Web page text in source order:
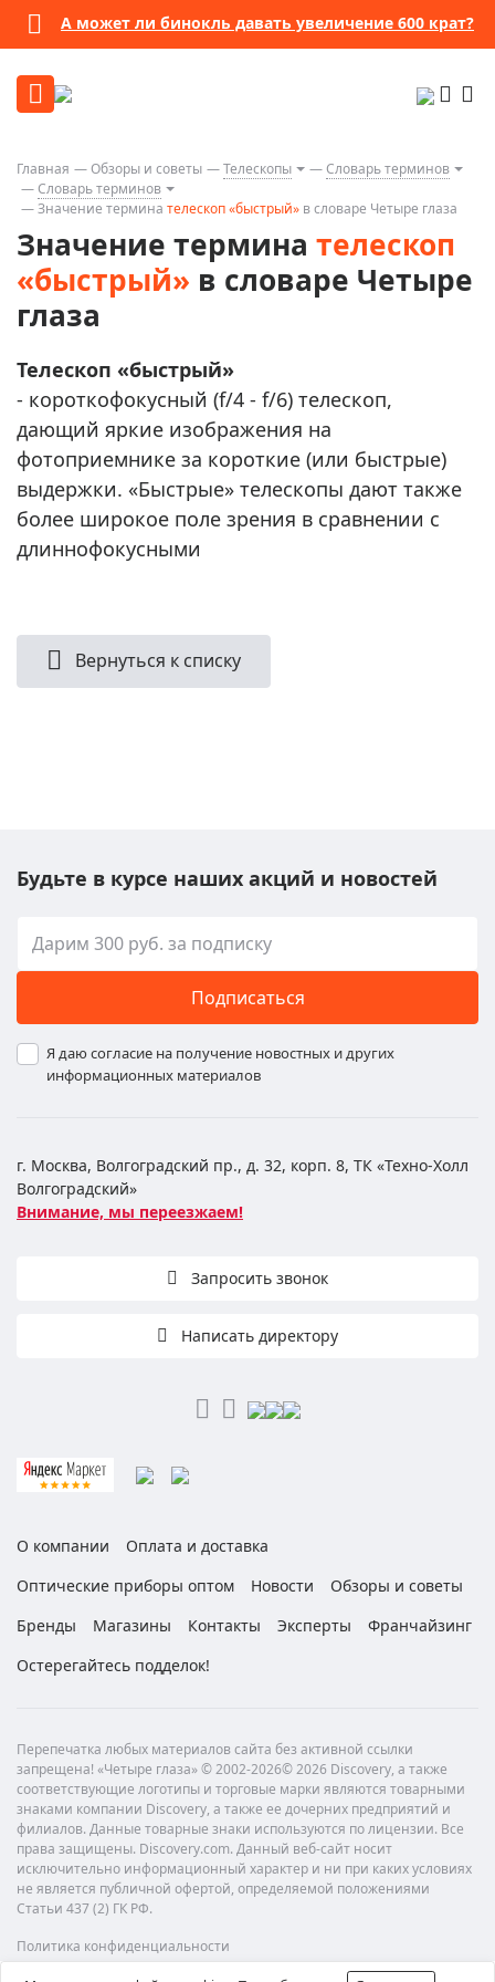
А может ли бинокль давать увеличение 600 крат?
Главная Обзоры и советы Телескопы
Словарь терминов
Словарь терминов
Значение термина телескоп «быстрый» в словаре Четыре глаза
Значение термина телескоп
«быстрый» в словаре Четыре
глаза
Телескоп «быстрый»
- короткофокусный (f/4 - f/6) телескоп,
дающий яркие изображения на
фотоприемнике за короткие (или быстрые)
выдержки. «Быстрые» телескопы дают также
более широкое поле зрения в сравнении с
длиннофокусными
Вернуться к списку
Будьте в курсе наших акций и новостей
Подписаться
Я даю согласие на получение новостных и других
информационных материалов
г. Москва, Волгоградский пр., д. 32, корп. 8, ТК «Техно-Холл
Волгоградский»
Внимание, мы переезжаем!
Запросить звонок
Написать директору
О компании
Оплата и доставка
Оптические приборы оптом
Новости
Обзоры и советы
Бренды
Магазины Контакты Эксперты
Франчайзинг
Остерегайтесь подделок!
Перепечатка любых материалов сайта без активной ссылки
запрещена! «Четыре глаза» © 2002-2026© 2026 Discovery, а также
соответствующие логотипы и торговые марки являются товарными
знаками компании Discovery, а также ее дочерних предприятий и
филиалов. Данные товарные знаки используются по лицензии. Все
права защищены. Discovery.com. Данный веб-сайт носит
исключительно информационный характер и ни при каких условиях
не является публичной офертой, определяемой положениями
Статьи 437 (2) ГК РФ.
Политика конфиденциальности